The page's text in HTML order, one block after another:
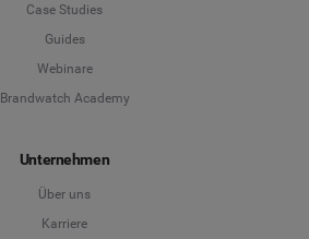
Case Studies
Guides
Webinare
Brandwatch Academy
Unternehmen
Über uns
Karriere